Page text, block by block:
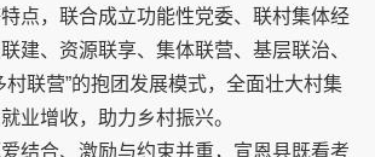
点，联合成立功能性党委、联村集体经
建、资源联享、集体联营、基层联治、
村联营”的抱团发展模式，全面壮大村集
业增收，助力乡村振兴。
结合、激励与约束并重，宣恩县既看考